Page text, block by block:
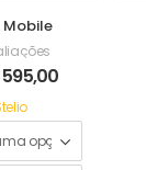
Mobile